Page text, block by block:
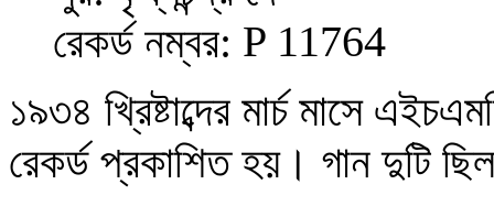
রেকর্ড নম্বর: P 11764
১৯৩৪ খ্রিষ্টাব্দের মার্চ মাসে
রেকর্ড প্রকাশিত হয়। গান দুটি